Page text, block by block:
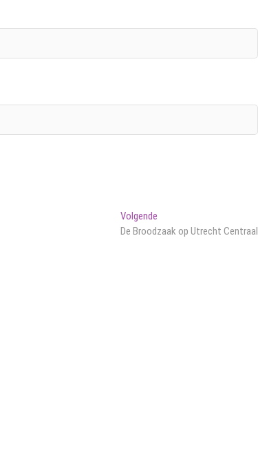
Volgende
bericht:
De Broodzaak op Utrecht Centraal